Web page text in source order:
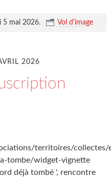
5 mai 2026. Vol d'image
2026
territoires/collectes/
tombe/widget-vignette
déjà tombé ', rencontre